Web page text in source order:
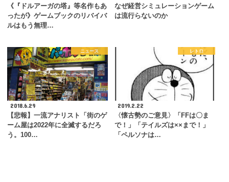
《『ドルアーガの塔』等名作もあ
ったが》ゲームブックのリバイバ
ルはもう無理…
なぜ経営シミュレーションゲーム
は流行らないのか
ニュース
2018.6.29
【悲報】一流アナリスト「街のゲ
ーム屋は2022年に全滅するだろ
う。100…
レトロ
2019.2.22
〈懐古勢のご意見〉「FFは〇ま
で！」「テイルズは××まで！」
「ペルソナは…